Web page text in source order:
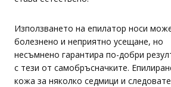
Използването на епилатор носи
болезнено и неприятно усещане, но
несъмнено гарантира по-добри
с тези от самобръсначките.
кожа за няколко седмици и